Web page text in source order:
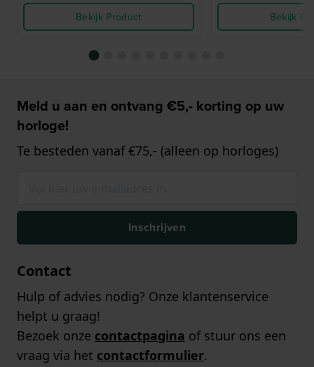
Bekijk Product
Bekijk
Meld u aan en ontvang €5,- korting op uw
horloge!
Te besteden vanaf €75,- (alleen op horloges)
Inschrijven
Contact
Hulp of advies nodig? Onze klantenservice
helpt u graag!
Bezoek onze contactpagina of stuur ons een
vraag via het contactformulier.